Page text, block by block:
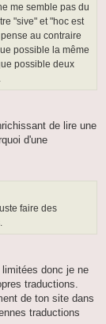
me semble pas du
"sive" et "hoc est
au contraire
possible la même
possible deux
de lire une
d'une
faire des
donc je ne
traductions.
de ton site dans
traductions